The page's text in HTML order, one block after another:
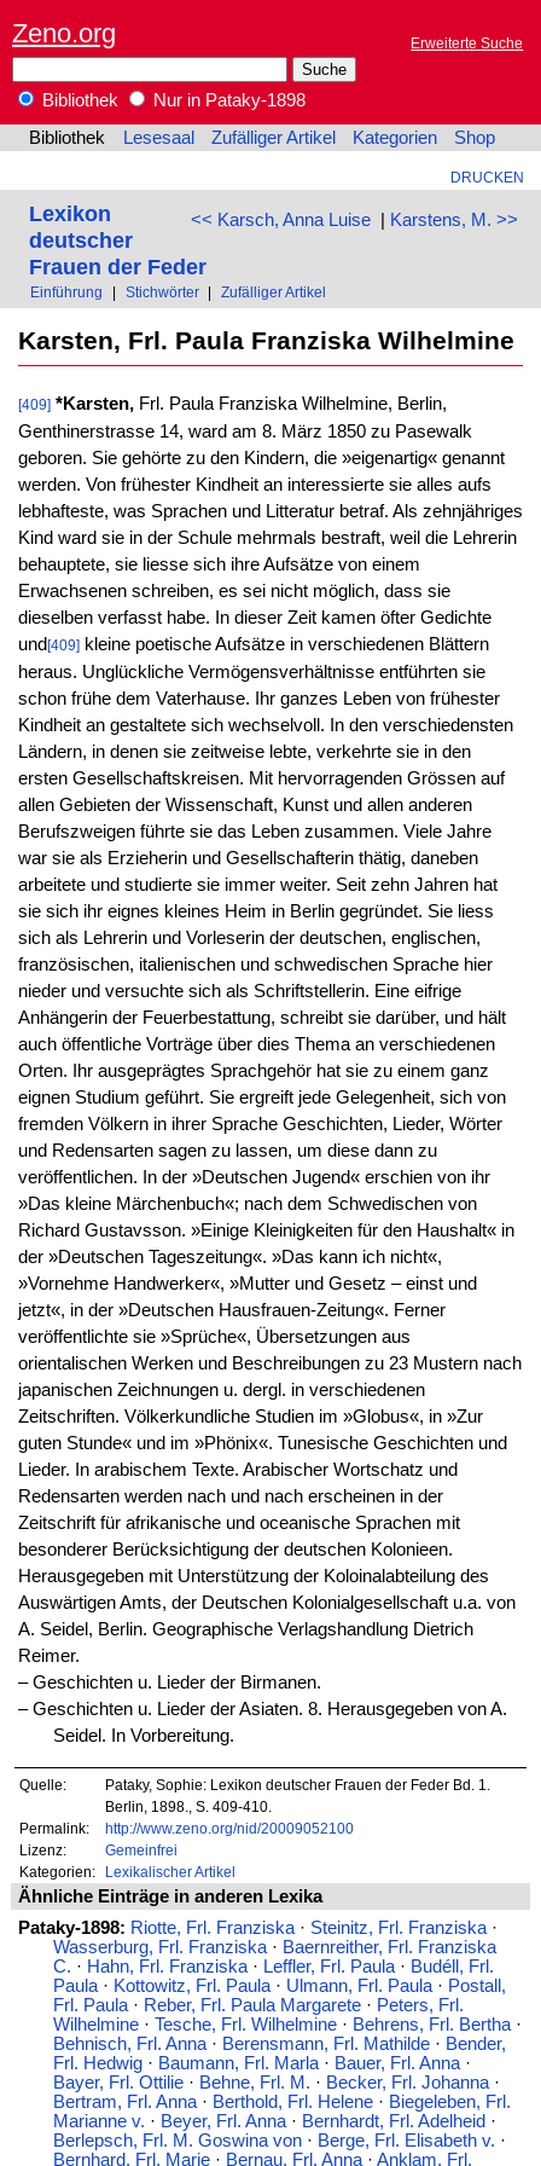
Zeno.org Erweiterte Suche
Bibliothek
Nur in Pataky-1898
Bibliothek
Lesesaal Zufälliger Artikel Kategorien Shop
DRUCKEN
<< Karsch, Anna Luise| Karstens, M. >>
Lexikon
deutscher
Frauen der Feder
Einführung Stichwörter Zufälliger Artikel
Karsten, Frl. Paula Franziska Wilhelmine
[409] *Karsten,Frl. Paula Franziska Wilhelmine, Berlin,
Genthinerstrasse 14, ward am 8. März 1850 zu Pasewalk
geboren. Sie gehörte zu den Kindern, die »eigenartig« genannt
werden. Von frühester Kindheit an interessierte sie alles aufs
lebhafteste, was Sprachen und Litteratur betraf. Als zehnjähriges
Kind ward sie in der Schule mehrmals bestraft, weil die Lehrerin
behauptete, sie liesse sich ihre Aufsätze von einem
Erwachsenen schreiben, es sei nicht möglich, dass sie
dieselben verfasst habe. In dieser Zeit kamen öfter Gedichte
und [409]kleine poetische Aufsätze in verschiedenen Blättern
heraus. Unglückliche Vermögensverhältnisse entführten sie
schon frühe dem Vaterhause. Ihr ganzes Leben von frühester
Kindheit an gestaltete sich wechselvoll. In den verschiedensten
Ländern, in denen sie zeitweise lebte, verkehrte sie in den
ersten Gesellschaftskreisen. Mit hervorragenden Grössen auf
allen Gebieten der Wissenschaft, Kunst und allen anderen
Berufszweigen führte sie das Leben zusammen. Viele Jahre
war sie als Erzieherin und Gesellschafterin thätig, daneben
arbeitete und studierte sie immer weiter. Seit zehn Jahren hat
sie sich ihr eignes kleines Heim in Berlin gegründet. Sie liess
sich als Lehrerin und Vorleserin der deutschen, englischen,
französischen, italienischen und schwedischen Sprache hier
nieder und versuchte sich als Schriftstellerin. Eine eifrige
Anhängerin der Feuerbestattung, schreibt sie darüber, und hält
auch öffentliche Vorträge über dies Thema an verschiedenen
Orten. Ihr ausgeprägtes Sprachgehör hat sie zu einem ganz
eignen Studium geführt. Sie ergreift jede Gelegenheit, sich von
fremden Völkern in ihrer Sprache Geschichten, Lieder, Wörter
und Redensarten sagen zu lassen, um diese dann zu
veröffentlichen. In der »Deutschen Jugend« erschien von ihr
»Das kleine Märchenbuch«; nach dem Schwedischen von
Richard Gustavsson. »Einige Kleinigkeiten für den Haushalt« in
der »Deutschen Tageszeitung«. »Das kann ich nicht«,
»Vornehme Handwerker«, »Mutter und Gesetz – einst und
jetzt«, in der »Deutschen Hausfrauen-Zeitung«. Ferner
veröffentlichte sie »Sprüche«, Übersetzungen aus
orientalischen Werken und Beschreibungen zu 23 Mustern nach
japanischen Zeichnungen u. dergl. in verschiedenen
Zeitschriften. Völkerkundliche Studien im »Globus«, in »Zur
guten Stunde« und im »Phönix«. Tunesische Geschichten und
Lieder. In arabischem Texte. Arabischer Wortschatz und
Redensarten werden nach und nach erscheinen in der
Zeitschrift für afrikanische und oceanische Sprachen mit
besonderer Berücksichtigung der deutschen Kolonieen.
Herausgegeben mit Unterstützung der Koloinalabteilung des
Auswärtigen Amts, der Deutschen Kolonialgesellschaft u.a. von
A. Seidel, Berlin. Geographische Verlagshandlung Dietrich
Reimer.
‒ Geschichten u. Lieder der Birmanen.
‒ Geschichten u. Lieder der Asiaten. 8. Herausgegeben von A.
Seidel. In Vorbereitung.
Quelle:
Pataky, Sophie: Lexikon deutscher Frauen der Feder Bd. 1.
Berlin, 1898., S. 409-410.
Permalink:
http://www.zeno.org/nid/20009052100
Lizenz:
Gemeinfrei
Kategorien:
Lexikalischer Artikel
Ähnliche Einträge in anderen Lexika
Pataky-1898: Riotte, Frl. Franziska· Steinitz, Frl. Franziska·
Wasserburg, Frl. Franziska· Baernreither, Frl. Franziska
C. · Hahn, Frl. Franziska· Leffler, Frl. Paula· Budéll, Frl.
Paula· Kottowitz, Frl. Paula· Ulmann, Frl. Paula· Postall,
Frl. Paula· Reber, Frl. Paula Margarete· Peters, Frl.
Wilhelmine· Tesche, Frl. Wilhelmine· Behrens, Frl. Bertha·
Behnisch, Frl. Anna· Berensmann, Frl. Mathilde· Bender,
Frl. Hedwig· Baumann, Frl. Marla· Bauer, Frl. Anna·
Bayer, Frl. Ottilie· Behne, Frl. M. · Becker, Frl. Johanna·
Bertram, Frl. Anna· Berthold, Frl. Helene· Biegeleben, Frl.
Marianne v. · Beyer, Frl. Anna· Bernhardt, Frl. Adelheid ·
Berlepsch, Frl. M. Goswina von· Berge, Frl. Elisabeth v. ·
Bernhard, Frl. Marie· Bernau, Frl. Anna· Anklam, Frl.